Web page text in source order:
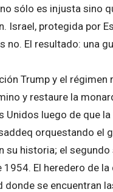
sólo es injusta sino
Israel, protegida por
no. El resultado: una
Trump y el
y restaure la
luego de que
orquestando el
su historia; el
El heredero de
donde se encuentran